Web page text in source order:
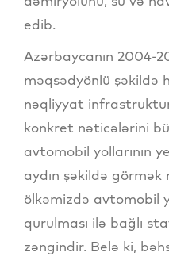
edib.
Azərbaycanın 2004-
məqsədyönlü şəkildə
nəqliyyat
konkret nəticələrini
avtomobil yollarının
aydın şəkildə
ölkəmizdə avtomobil
qurulması ilə bağlı
zəngindir. Belə ki,